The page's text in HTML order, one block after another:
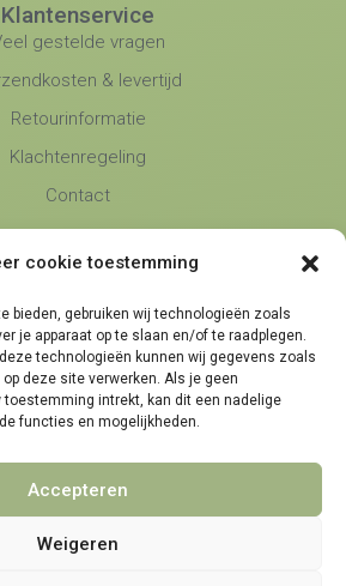
cookie toestemming
bieden, gebruiken wij technologieën zoals
je apparaat op te slaan en/of te raadplegen.
technologieën kunnen wij gegevens zoals
deze site verwerken. Als je geen
intrekt, kan dit een nadelige
functies en mogelijkheden.
Accepteren
Weigeren
Klantenservice
gestelde vragen
& levertijd
Retourinformatie
Klachtenregeling
Contact
Namens Mij
Blog
voorwaarden
Privacybeleid